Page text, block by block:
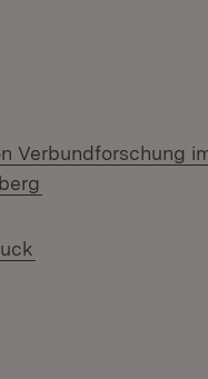
Verbundforschung